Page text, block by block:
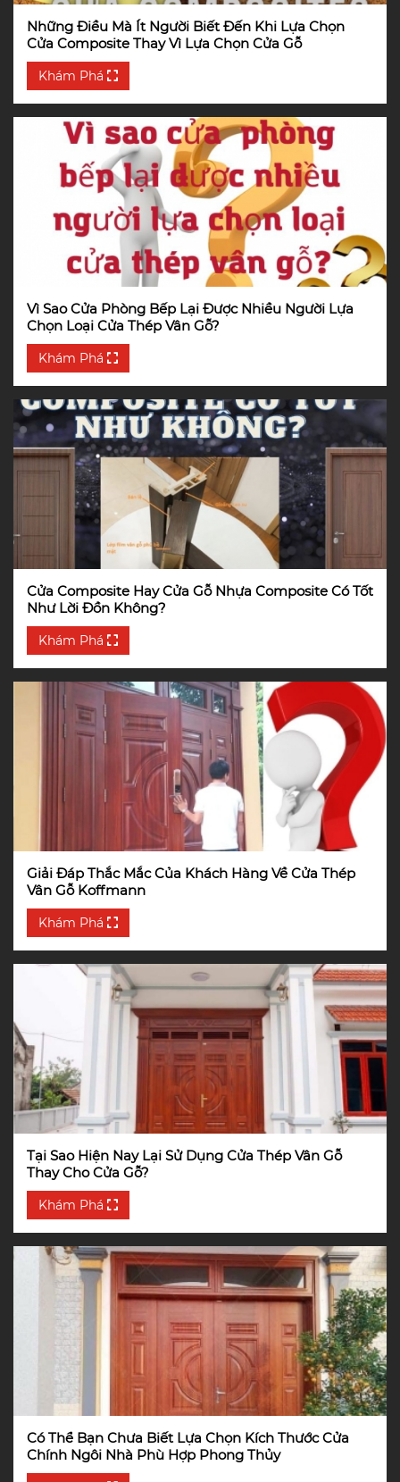
Những Điều Mà Ít Người Biết Đến Khi Lựa Chọn
Cửa Composite Thay Vì Lựa Chọn Cửa Gỗ
Khám Phá
Vì Sao Cửa Phòng Bếp Lại Được Nhiều Người Lựa
Chọn Loại Cửa Thép Vân Gỗ?
Khám Phá
Cửa Composite Hay Cửa Gỗ Nhựa Composite Có Tốt
Như Lời Đồn Không?
Khám Phá
Giải Đáp Thắc Mắc Của Khách Hàng Về Cửa Thép
Vân Gỗ Koffmann
Khám Phá
Tại Sao Hiện Nay Lại Sử Dụng Cửa Thép Vân Gỗ
Thay Cho Cửa Gỗ?
Khám Phá
Có Thể Bạn Chưa Biết Lựa Chọn Kích Thước Cửa
Chính Ngôi Nhà Phù Hợp Phong Thủy